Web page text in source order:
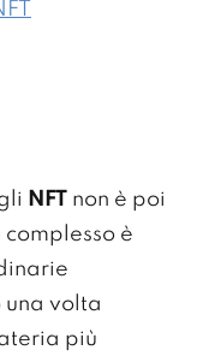
NFT non è poi
è
una volta
più